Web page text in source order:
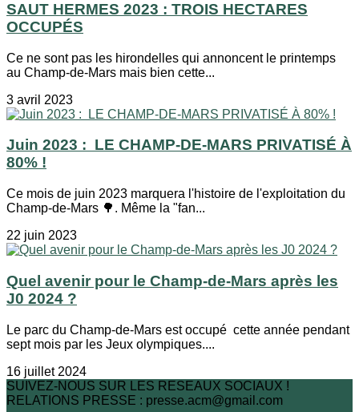
SAUT HERMES 2023 : TROIS HECTARES
OCCUPÉS
Ce ne sont pas les hirondelles qui annoncent le printemps
au Champ-de-Mars mais bien cette...
3 avril 2023
Juin 2023 : LE CHAMP-DE-MARS PRIVATISÉ À
80% !
Ce mois de juin 2023 marquera l'histoire de l'exploitation du
Champ-de-Mars 🌳. Même la "fan...
22 juin 2023
Quel avenir pour le Champ-de-Mars après les
J0 2024 ?
Le parc du Champ-de-Mars est occupé cette année pendant
sept mois par les Jeux olympiques....
16 juillet 2024
SUIVEZ-NOUS SUR LES RESEAUX SOCIAUX !
RELATIONS PRESSE : presse.acm@gmail.com